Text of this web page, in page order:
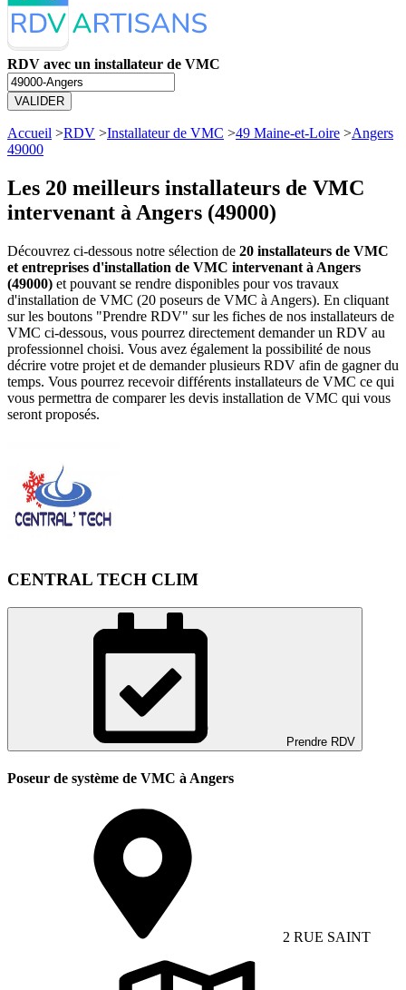
RDV avec un installateur de VMC
VALIDER
Accueil >RDV >Installateur de VMC >49 Maine-et-Loire >Angers
49000
Les 20 meilleurs installateurs de VMC
intervenant à Angers (49000)
Découvrez ci-dessous notre sélection de 20 installateurs de VMC
et entreprises d'installation de VMC intervenant à Angers
(49000) et pouvant se rendre disponibles pour vos travaux
d'installation de VMC (20 poseurs de VMC à Angers). En cliquant
sur les boutons "Prendre RDV" sur les fiches de nos installateurs de
VMC ci-dessous, vous pourrez directement demander un RDV au
professionnel choisi. Vous avez également la possibilité de nous
décrire votre projet et de demander plusieurs RDV afin de gagner du
temps. Vous pourrez recevoir différents installateurs de VMC ce qui
vous permettra de comparer les devis installation de VMC qui vous
seront proposés.
CENTRAL TECH CLIM
Prendre RDV
Poseur de système de VMC à Angers
2 RUE SAINT